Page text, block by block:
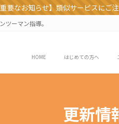
重要なお知らせ】類似サービスにご
ツーマン指導。
HOME はじめての方へ
更新情